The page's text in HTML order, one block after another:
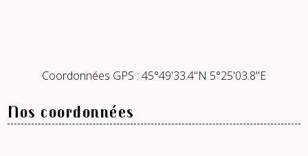
Coordonnées GPS : 45°49'33.4"N 5°25'03.8"E
Nos coordonnées